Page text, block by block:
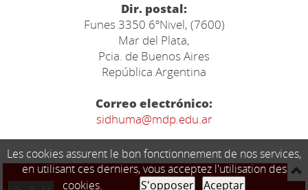
Dir. postal:
Funes 3350 6ºNivel, (7600)
Mar del Plata,
Pcia. de Buenos Aires
República Argentina
Correo electrónico:
sidhuma@mdp.edu.ar
Les cookies assurent le bon fonctionnement de nos services,
en utilisant ces derniers, vous acceptez l'utilisation des
cookies.
S'opposer Aceptar